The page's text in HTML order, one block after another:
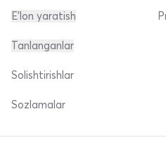
E'lon yaratish
Tanlanganlar
Solishtirishlar
Sozlamalar